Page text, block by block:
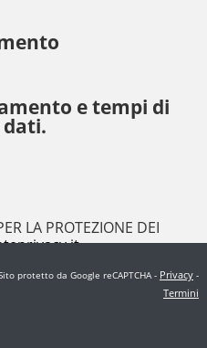
e tempi di
dati.
LA PROTEZIONE DEI
protetto da Google reCAPTCHA- Privacy -
Termini